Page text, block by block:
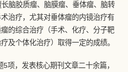
脑胶质瘤、脑膜瘤、垂体瘤、脑转
治疗，尤其对垂体瘤的内镜治疗有
的综合治疗（手术、化疗、分子靶
及个体化治疗）取得一定的成绩。
项，发表核心期刊文章二十余篇，